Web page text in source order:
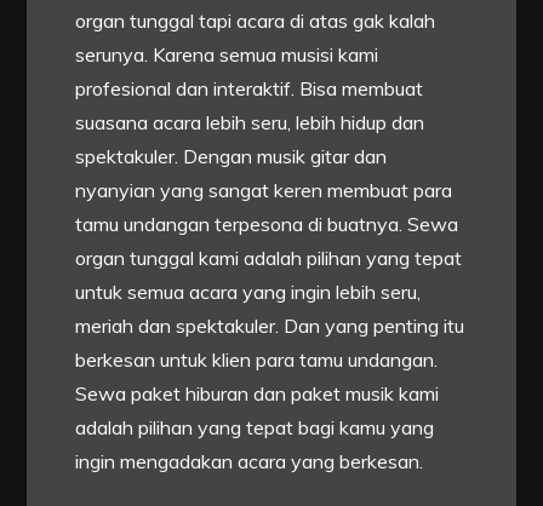
organ tunggal tapi acara di atas gak kalah
serunya. Karena semua musisi kami
profesional dan interaktif. Bisa membuat
suasana acara lebih seru, lebih hidup dan
spektakuler. Dengan musik gitar dan
nyanyian yang sangat keren membuat para
tamu undangan terpesona di buatnya. Sewa
organ tunggal kami adalah pilihan yang tepat
untuk semua acara yang ingin lebih seru,
meriah dan spektakuler. Dan yang penting itu
berkesan untuk klien para tamu undangan.
Sewa paket hiburan dan paket musik kami
adalah pilihan yang tepat bagi kamu yang
ingin mengadakan acara yang berkesan.